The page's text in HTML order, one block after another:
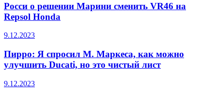
Росси о решении Марини сменить VR46 на
Repsol Honda
9.12.2023
Пирро: Я спросил М. Маркеса, как можно
улучшить Ducati, но это чистый лист
9.12.2023